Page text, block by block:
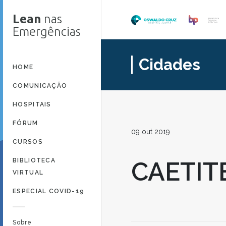
Lean nas
Emergências
HOME
COMUNICAÇÃO
HOSPITAIS
FÓRUM
CURSOS
BIBLIOTECA
VIRTUAL
ESPECIAL COVID-19
Sobre
Cidades
09 out 2019